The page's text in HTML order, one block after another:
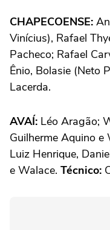
CHAPECOENSE:
Vinícius), Rafael
Pacheco; Rafael
Ênio, Bolasie (Neto
Lacerda.
AVAÍ: Léo Aragão;
Guilherme Aquino e
Luiz Henrique,
e Walace. Técnico: